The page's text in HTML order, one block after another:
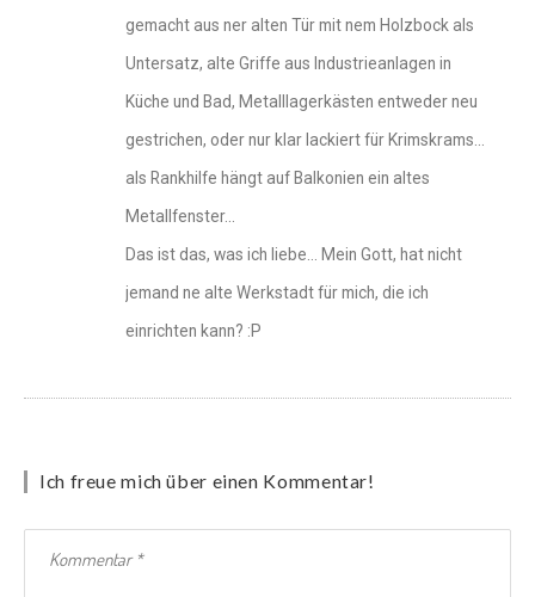
gemacht aus ner alten Tür mit nem Holzbock als
Untersatz, alte Griffe aus Industrieanlagen in
Küche und Bad, Metalllagerkästen entweder neu
gestrichen, oder nur klar lackiert für Krimskrams…
als Rankhilfe hängt auf Balkonien ein altes
Metallfenster…
Das ist das, was ich liebe… Mein Gott, hat nicht
jemand ne alte Werkstadt für mich, die ich
einrichten kann? :P
Ich freue mich über einen Kommentar!